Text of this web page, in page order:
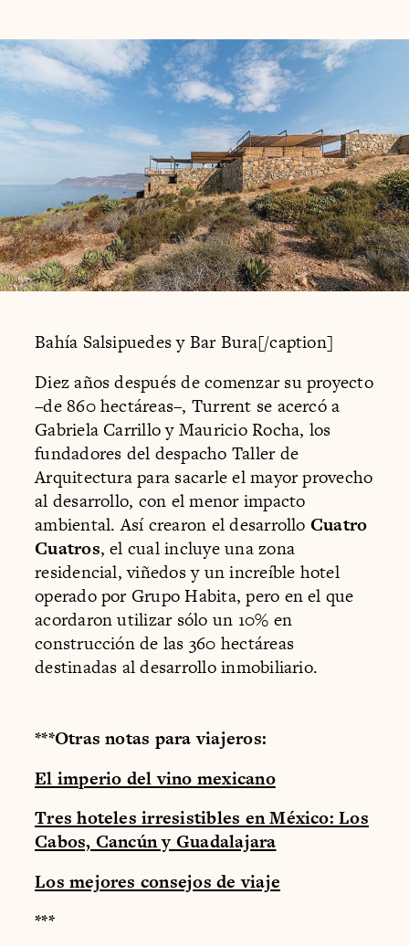
Bahía Salsipuedes y Bar Bura[/caption]
Diez años después de comenzar su proyecto
–de 860 hectáreas–, Turrent se acercó a
Gabriela Carrillo y Mauricio Rocha, los
fundadores del despacho Taller de
Arquitectura para sacarle el mayor provecho
al desarrollo, con el menor impacto
ambiental. Así crearon el desarrollo Cuatro
Cuatros, el cual incluye una zona
residencial, viñedos y un increíble hotel
operado por Grupo Habita, pero en el que
acordaron utilizar sólo un 10% en
construcción de las 360 hectáreas
destinadas al desarrollo inmobiliario.
***Otras notas para viajeros:
El imperio del vino mexicano
Tres hoteles irresistibles en México: Los
Cabos, Cancún y Guadalajara
Los mejores consejos de viaje
***